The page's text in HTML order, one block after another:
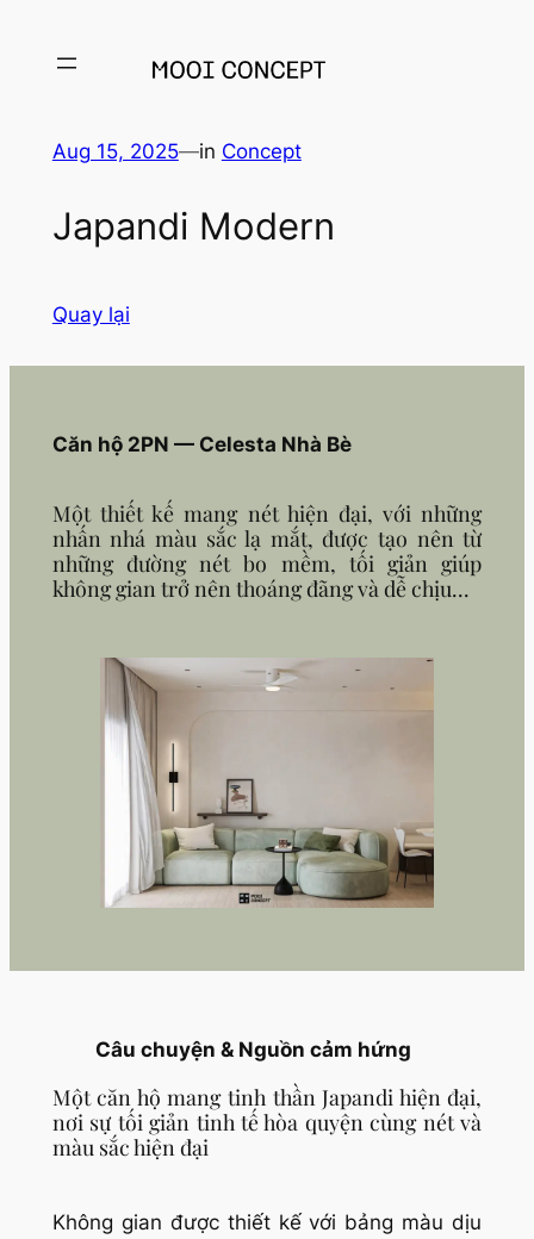
Aug 15, 2025—in Concept
Japandi Modern
Quay lại
Căn hộ 2PN — Celesta Nhà Bè
Một thiết kế mang nét hiện đại, với những
nhấn nhá màu sắc lạ mắt, được tạo nên từ
những đường nét bo mềm, tối giản giúp
không gian trở nên thoáng đãng và dễ chịu…
Câu chuyện & Nguồn cảm hứng
Một căn hộ mang tinh thần Japandi hiện đại,
nơi sự tối giản tinh tế hòa quyện cùng nét và
màu sắc hiện đại
Không gian được thiết kế với bảng màu dịu